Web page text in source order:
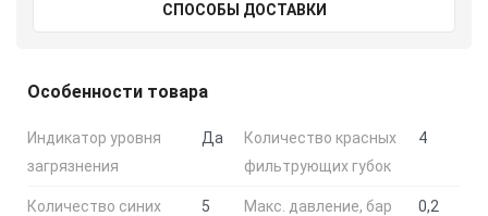
СПОСОБЫ ДОСТАВКИ
Особенности товара
Индикатор уровня
загрязнения
Да
Количество красных
фильтрующих губок
4
Количество синих
5 Макс. давление, бар 0,2